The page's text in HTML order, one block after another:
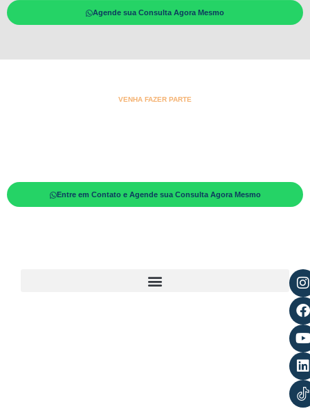
Agende sua Consulta Agora Mesmo
VENHA FAZER PARTE
Entre em Contato e Agende sua Consulta Agora Mesmo